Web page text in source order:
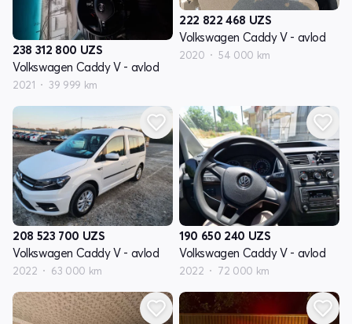
238 312 800 UZS
Volkswagen Caddy V - avlod
2021 39 999 km
222 822 468 UZS
Volkswagen Caddy V - avlod
2020 54 000 km
208 523 700 UZS
Volkswagen Caddy V - avlod
2022 63 000 km
190 650 240 UZS
Volkswagen Caddy V - avlod
2022 72 000 km